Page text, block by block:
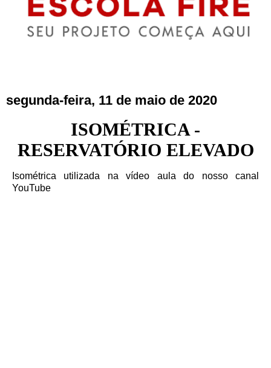
segunda-feira, 11 de maio de 2020
ISOMÉTRICA -
RESERVATÓRIO ELEVADO
Isométrica utilizada na vídeo aula do nosso canal
YouTube